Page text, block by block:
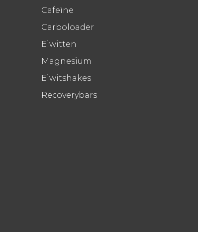
Cafeïne
Carboloader
Eiwitten
Magnesium
Eiwitshakes
Recoverybars